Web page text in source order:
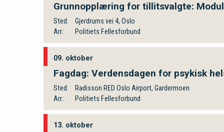
Grunnopplæring for tillitsvalgte:
Sted:
Gjerdrums vei 4, Oslo
Arr.:
Politiets Fellesforbund
09. oktober
Fagdag: Verdensdagen for psykisk
Sted:
Radisson RED Oslo Airport, Gardermoen
Arr.:
Politiets Fellesforbund
13. oktober